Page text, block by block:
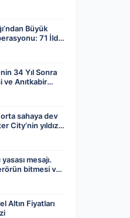
Büyük
71 İlde
34 Yıl Sonra
ve Anıtkabir
orta sahaya dev
City’nin yıldızı
mesajı.
bitmesi ve
çizgimiz
Altın Fiyatları